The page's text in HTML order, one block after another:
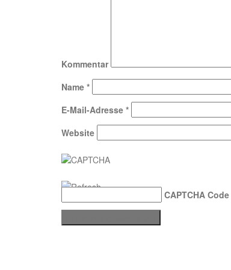
Kommentar
Name *
E-Mail-Adresse *
Website
CAPTCHA Code